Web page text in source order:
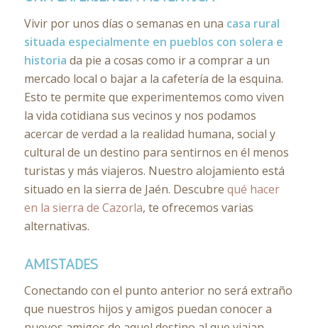
Vivir por unos días o semanas en una casa rural
situada especialmente en pueblos con solera e
historia da pie a cosas como ir a comprar a un
mercado local o bajar a la cafetería de la esquina.
Esto te permite que experimentemos como viven
la vida cotidiana sus vecinos y nos podamos
acercar de verdad a la realidad humana, social y
cultural de un destino para sentirnos en él menos
turistas y más viajeros. Nuestro alojamiento está
situado en la sierra de Jaén. Descubre qué hacer
en la sierra de Cazorla, te ofrecemos varias
alternativas.
AMISTADES
Conectando con el punto anterior no será extraño
que nuestros hijos y amigos puedan conocer a